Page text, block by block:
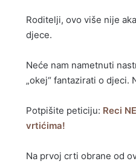
Roditelji, ovo više nije
djece.
Neće nam nametnuti
„okej“ fantazirati o
Potpišite peticiju: Reci
vrtićima!
Na prvoj crti obrane od